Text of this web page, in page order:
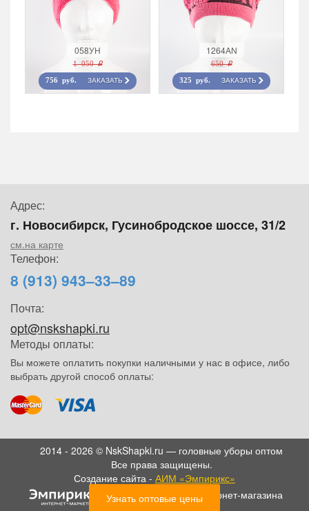
058УН
1 050 r
756 руб. ЗАКАЗАТЬ
1264AN
650 r
325 руб. ЗАКАЗАТЬ
Адрес:
г. Новосибирск, Гусинобродское шоссе, 31/2
см.на карте
Телефон:
8 (913) 943–33–89
Почта:
opt@nskshapki.ru
Методы оплаты:
Вы можете оплатить покупки наличными у нас в офисе, либо
выбрать другой способ оплаты:
Узнать оптовые цены
2014 - 2026 © NskShapki.ru — головные уборы оптом
Все права защищены.
Создание сайта - АИМ «Эмпирикс»
- SEO продвижение интернет-магазина